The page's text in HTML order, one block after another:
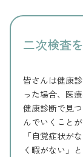
二次検査
皆さんは健康
った場合、医
健康診断で見
んでいくことが
「自覚症状が
く暇がない」